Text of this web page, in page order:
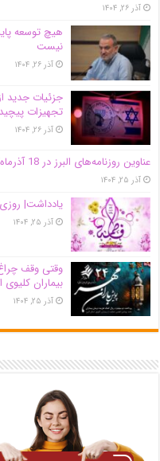
آذر ۲۶, ۱۴۰۴
هیچ توسعه
نیست
آذر ۲۶, ۱۴۰۴
جزئیات جدید
تجهیزات
آذر ۲۶, ۱۴۰۴
عناوین روزنامه‌های البرز در ‌18 آذرماه/صدرنشینی در ارائه خدمات زایمان بی‌درد
آذر ۲۵, ۱۴۰۴
یادداشت|
آذر ۲۵, ۱۴۰۴
وقتی وقف
بیماران کلیوی
آذر ۲۵, ۱۴۰۴